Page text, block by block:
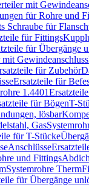
mit
für Rohre und
Schraube für
für Fittings
für Übergänge
mit Gewindeanschluss
für Zubehör
Ersatzteile für
1.4401
für BögenT-
lösbar
Gas
für T-Stücke
Anschlüsse
und Fittings
Systemrohre Therm
für Übergänge